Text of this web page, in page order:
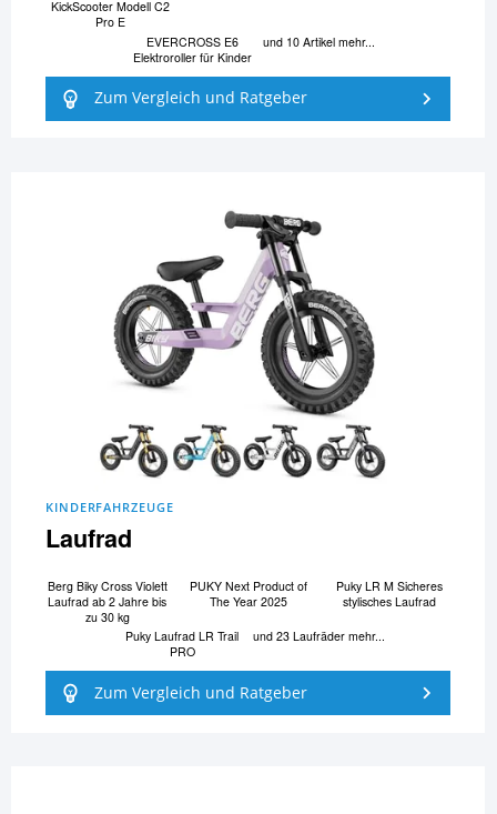
KickScooter Modell C2
Pro E
EVERCROSS E6
Elektroroller für Kinder
und 10 Artikel mehr...
Zum Vergleich und Ratgeber
KINDERFAHRZEUGE
Laufrad
Berg Biky Cross Violett
Laufrad ab 2 Jahre bis
zu 30 kg
PUKY Next Product of
The Year 2025
Puky LR M Sicheres
stylisches Laufrad
Puky Laufrad LR Trail
PRO
und 23 Laufräder mehr...
Zum Vergleich und Ratgeber